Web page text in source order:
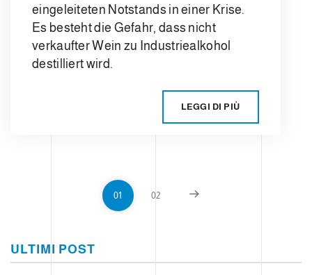
eingeleiteten Notstands in einer Krise.
Es besteht die Gefahr, dass nicht
verkaufter Wein zu Industriealkohol
destilliert wird.
LEGGI DI PIÙ
01 02
ULTIMI POST